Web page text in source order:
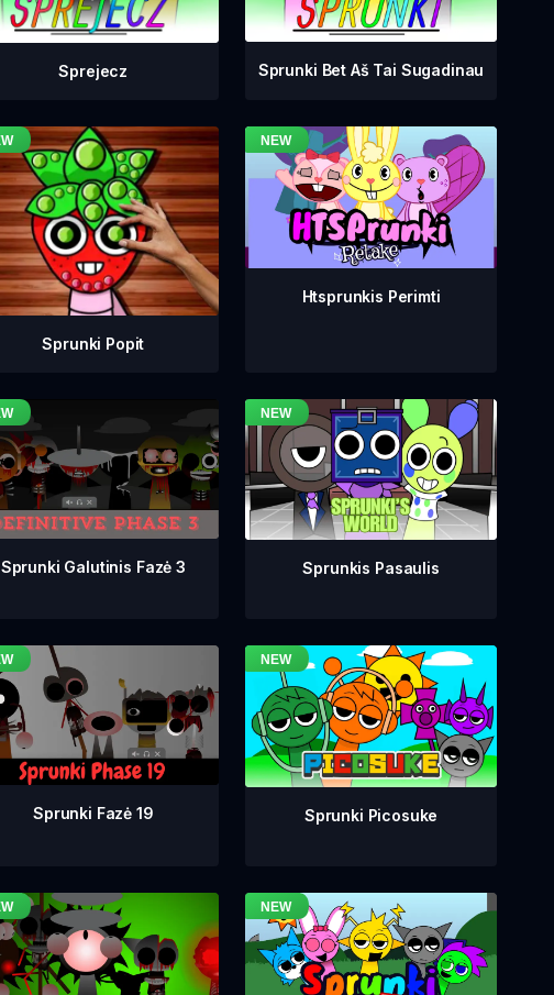
Sprejecz Sprunki Bet Aš Tai Sugadinau
Sprunki Popit
Htsprunkis Perimti
Sprunki Galutinis Fazė 3 Sprunkis Pasaulis
Sprunki Fazė 19 Sprunki Picosuke